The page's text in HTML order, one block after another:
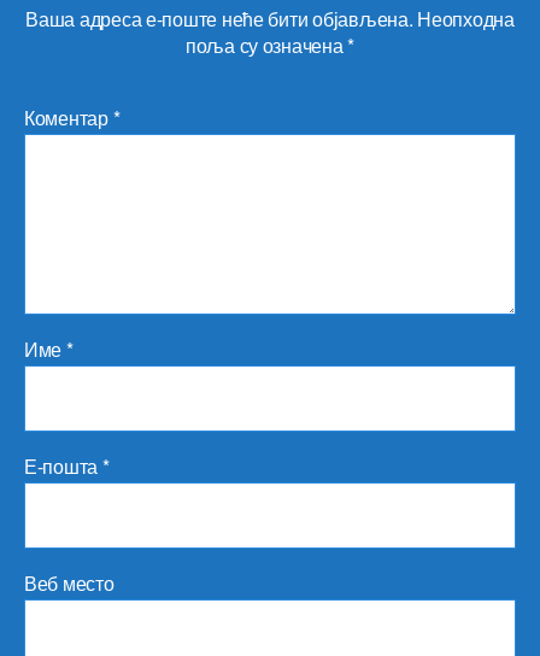
Ваша адреса е-поште неће бити објављена. Неопходна
поља су означена*
Коментар*
Име*
Е-пошта*
Веб место